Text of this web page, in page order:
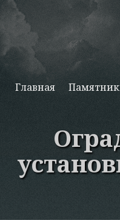
Главная